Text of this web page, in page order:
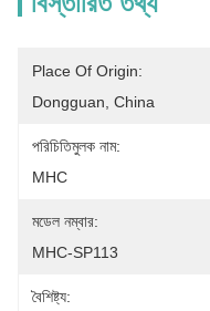
Place Of Origin:
Dongguan, China
পরিচিতিমুলক নাম:
MHC
মডেল নম্বার:
MHC-SP113
বৈশিষ্ট্য: